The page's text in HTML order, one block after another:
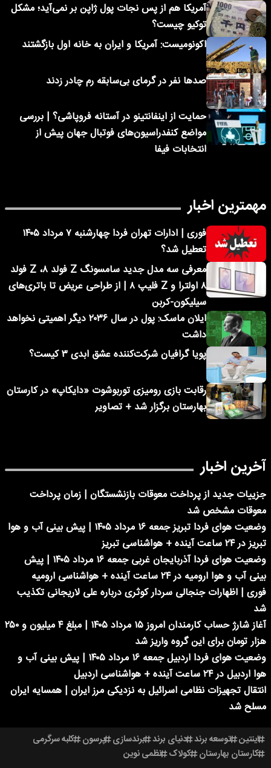
آمریکا هم از پس نجات پول ژاپن بر نمی‌آید؛ مشکل
توکیو چیست؟
اکونومیست: آمریکا و ایران به خانه اول بازگشتند
صدها نفر در گرمای بی‌سابقه رم چادر زدند
حمایت از اینفانتینو در آستانه فروپاشی؟ | بررسی
مواضع کنفدراسیون‌های فوتبال جهان پیش از
انتخابات فیفا
مهمترین اخبار
فوری | ادارات تهران فردا چهارشنبه ۷ مرداد ۱۴۰۵
تعطیل شد؟
معرفی سه مدل جدید سامسونگ Z فولد ۸، Z فولد
۸ اولترا و Z فلیپ ۸ | از طراحی عریض تا باتری‌های
سیلیکون-کربن
ایلان ماسک: پول در سال ۲۰۳۶ دیگر اهمیتی نخواهد
داشت
پویا گرافیان شرکت‌کننده عشق ابدی ۳ کیست؟
رقابت بازی رومیزی توربوشوت «دایکاپ» در کارستان
بهارستان برگزار شد + تصاویر
آخرین اخبار
جزییات جدید از پرداخت معوقات بازنشستگان | زمان پرداخت
معوقات مشخص شد
وضعیت هوای فردا تبریز جمعه ۱۶ مرداد ۱۴۰۵ | پیش بینی آب و هوا
تبریز در ۲۴ ساعت آینده + هواشناسی تبریز
وضعیت هوای فردا آذربایجان غربی جمعه ۱۶ مرداد ۱۴۰۵ | پیش
بینی آب و هوا ارومیه در ۲۴ ساعت آینده + هواشناسی ارومیه
فوری | اظهارات جنجالی سردار کوثری درباره علی لاریجانی تکذیب
شد
آغاز شارژ حساب کارمندان امروز ۱۵ مرداد ۱۴۰۵ | مبلغ ۴ میلیون و ۲۵۰
هزار تومان برای این گروه واریز شد
وضعیت هوای فردا اردبیل جمعه ۱۶ مرداد ۱۴۰۵ | پیش بینی آب و
هوا اردبیل در ۲۴ ساعت آینده + هواشناسی اردبیل
انتقال تجهیزات نظامی اسرائیل به نزدیکی مرز ایران | همسایه ایران
مسلح شد
اینتین توسعه برند دنیای برند برندسازی پرسون کلبه سرگرمی
کارستان بهارستان کولاک نظمی نوین